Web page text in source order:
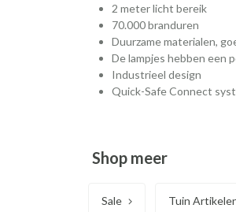
2 meter licht bereik
70.000 branduren
Duurzame materialen,
De lampjes hebben een
Industrieel design
Quick-Safe Connect
Shop meer
Sale Tuin